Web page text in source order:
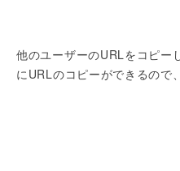
他のユーザーのURLをコピー
にURLのコピーができるので